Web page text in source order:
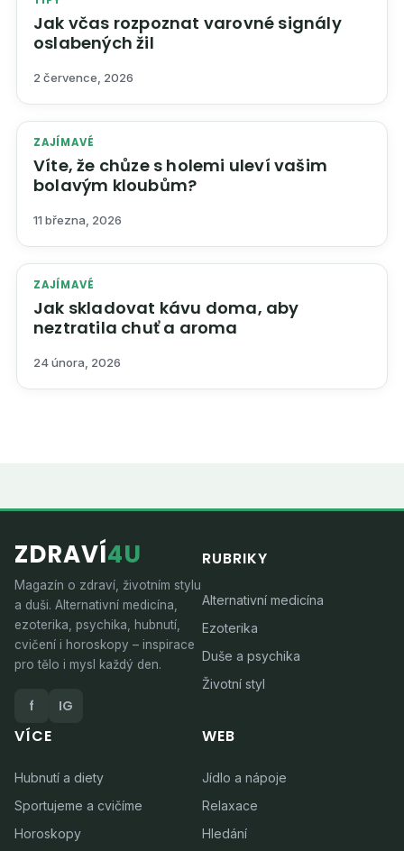
Jak včas rozpoznat varovné signály
oslabených žil
2 července, 2026
ZAJÍMAVÉ
Víte, že chůze s holemi uleví vašim
bolavým kloubům?
11 března, 2026
ZAJÍMAVÉ
Jak skladovat kávu doma, aby
neztratila chuť a aroma
24 února, 2026
ZDRAVÍ4U
Magazín o zdraví, životním stylu
a duši. Alternativní medicína,
ezoterika, psychika, hubnutí,
cvičení i horoskopy – inspirace
pro tělo i mysl každý den.
f IG
RUBRIKY
Alternativní medicína
Ezoterika
Duše a psychika
Životní styl
VÍCE
Hubnutí a diety
Sportujeme a cvičíme
Horoskopy
WEB
Jídlo a nápoje
Relaxace
Hledání